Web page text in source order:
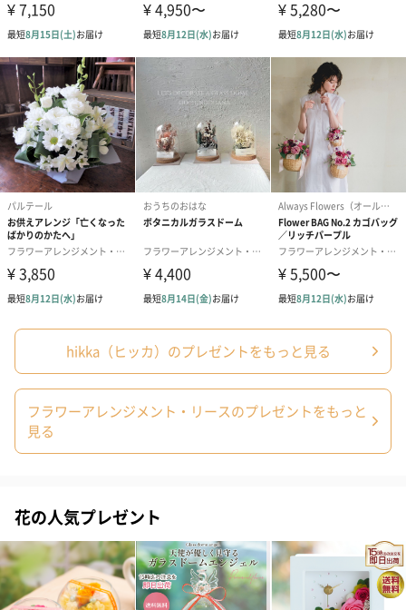
シーズンブーケ（ひま
わり）（1,880円）
ブーケ（ホワイトグリ
ーン）（1,650円）
ブーケ（ピン
（1,650円）
ドライフラワー・プリザーブドフラワー
自然のお花で作ったドライフラワー・プリザーブドフラワーを同
梱します。
一部花材が写真と異なる場合がございます。予めご了承くださ
い。パッケージに入れてお届けします。
（2,580円）
ぬいぐるみ
hikka（ヒッカ）のプレゼントをもっと見る
フラワーアレンジメント・リースのプレゼントをもっと
見る
花の人気プレゼント